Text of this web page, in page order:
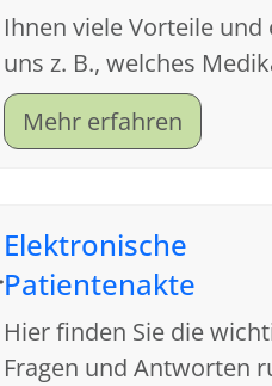
Ihnen viele Vorteile
uns z. B., welches
Ihnen letztes Jahr bei der
geholfen hat.
Mehr erfahren
Elektronische
Patientenakte
Hier finden Sie die
Fragen und Antworten